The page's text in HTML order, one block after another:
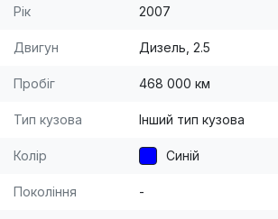
Рік 2007
Двигун Дизель, 2.5
Пробіг 468 000 км
Тип кузова Інший тип кузова
Колір Синій
Покоління -